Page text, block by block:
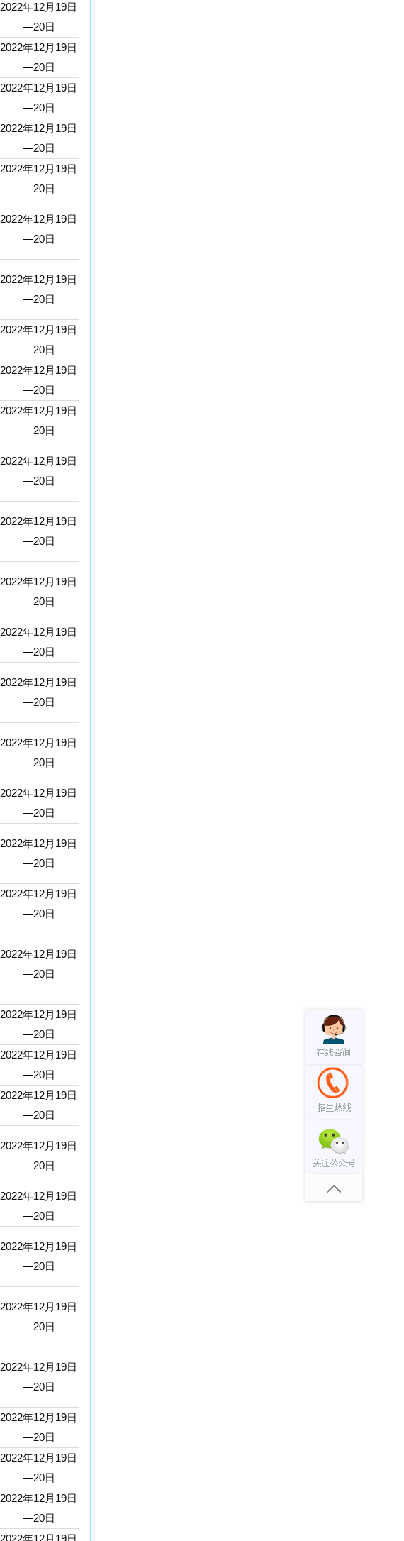
2022年12月19日
—20日
2022年12月19日
—20日
2022年12月19日
—20日
2022年12月19日
—20日
2022年12月19日
—20日
2022年12月19日
—20日
2022年12月19日
—20日
2022年12月19日
—20日
2022年12月19日
—20日
2022年12月19日
—20日
2022年12月19日
—20日
2022年12月19日
—20日
2022年12月19日
—20日
2022年12月19日
—20日
2022年12月19日
—20日
2022年12月19日
—20日
2022年12月19日
—20日
2022年12月19日
—20日
2022年12月19日
—20日
2022年12月19日
—20日
2022年12月19日
—20日
2022年12月19日
—20日
2022年12月19日
—20日
2022年12月19日
—20日
2022年12月19日
—20日
2022年12月19日
—20日
2022年12月19日
—20日
2022年12月19日
—20日
2022年12月19日
—20日
2022年12月19日
—20日
2022年12月19日
—20日
2022年12月19日